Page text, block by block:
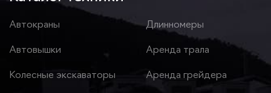
Автокраны
Автовышки
Колесные экскаваторы
Длинномеры
Аренда трала
Аренда грейдера